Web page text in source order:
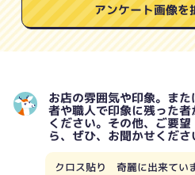
アンケート画像を
お店の雰囲気や印象。ま
者や職人で印象に残った
ください。その他、ご要
ら、ぜひ、お聞かせくださ
クロス貼り 奇麗に出来てい